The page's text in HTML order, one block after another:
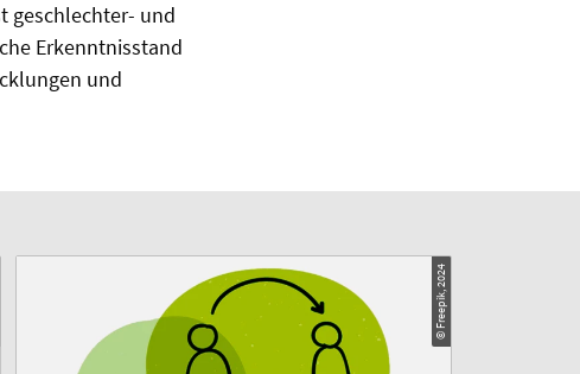
geschlechter- und
Erkenntnisstand
und
© Freepik, 2024